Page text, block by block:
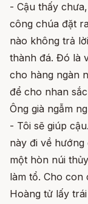
- Cậu thấy
công chúa đặt
nào không trả
thành đá. Đó là
cho hàng ngàn
để cho nhan
Ông già ngẫm
- Tôi sẽ giúp
này đi về
một hòn núi
làm tổ. Cho con
Hoàng tử lấy